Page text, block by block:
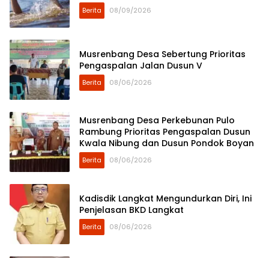
Berita 08/09/2026
Musrenbang Desa Sebertung Prioritas
Pengaspalan Jalan Dusun V
Berita 08/06/2026
Musrenbang Desa Perkebunan Pulo
Rambung Prioritas Pengaspalan Dusun
Kwala Nibung dan Dusun Pondok Boyan
Berita 08/06/2026
Kadisdik Langkat Mengundurkan Diri, Ini
Penjelasan BKD Langkat
Berita 08/06/2026